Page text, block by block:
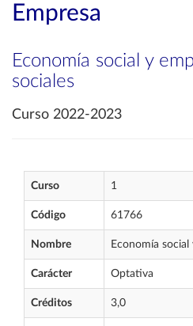
Empresa
Economía social y
sociales
Curso 2022-2023
Curso 1
Código 61766
Nombre Economía
Carácter Optativa
Créditos 3,0